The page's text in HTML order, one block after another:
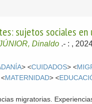
sujetos sociales
Dinaldo .- : ,
> <CUIDADOS> <
MATERNIDAD> <
migratorias.